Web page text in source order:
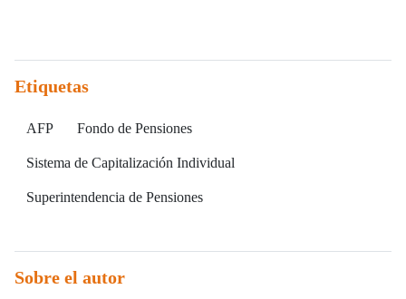
Etiquetas
AFP Fondo de Pensiones
Sistema de Capitalización Individual
Superintendencia de Pensiones
Sobre el autor